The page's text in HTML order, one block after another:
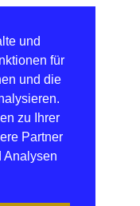
und
für
und die
zu Ihrer
Partner
Analysen